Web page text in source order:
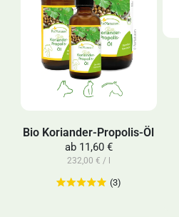
Bio Koriander-Propolis-Öl
ab11,60 €
232,00 € / l
(3)